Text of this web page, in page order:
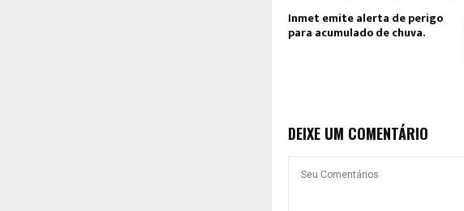
Inmet emite alerta de perigo
para acumulado de chuva.
DEIXE UM COMENTÁRIO